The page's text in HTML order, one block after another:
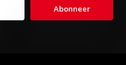
Abonneer